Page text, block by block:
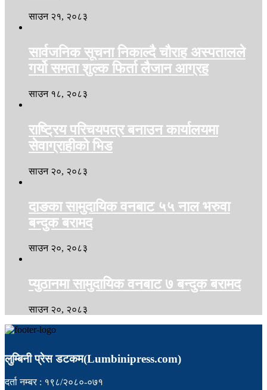
साउन २१, २०८३
सार्वजनिक सूचना निकाल्दै चौराह अस्पतालले
गर्यो समता शुल्क फिर्ता लैजान आग्रह
साउन १८, २०८३
राष्ट्रिय परिचयपत्र बनाउन कार्यालयमा
सेवाग्राहीको भिड
साउन २०, २०८३
दाङका सामुदायिक वनबाट ५५ नाल भरुवा
बन्दुक बरामद
साउन २०, २०८३
प्युठानमा सामुदायिक वनबाट ७ बन्दुक बरामद
साउन २०, २०८३
लुम्बिनी प्रेस डटकम(Lumbinipress.com)
दर्ता नम्बर : १९८/२०८०-०७१